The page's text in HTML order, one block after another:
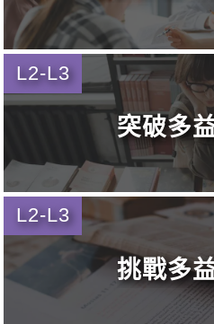
L2-L3
突破多
L2-L3
挑戰多